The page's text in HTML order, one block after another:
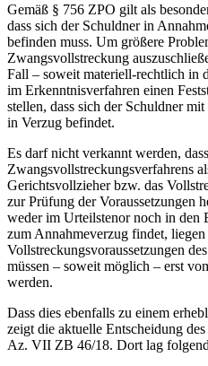
Gemäß § 756 ZPO gilt als
dass sich der Schuldner in
befinden muss. Um größere
Zwangsvollstreckung
Fall – soweit materiell-rechtlich in
im Erkenntnisverfahren einen
stellen, dass sich der Schuldner
in Verzug befindet.
Es darf nicht verkannt werden,
Zwangsvollstreckungsverfahrens
Gerichtsvollzieher bzw. das
zur Prüfung der Voraussetzungen
weder im Urteilstenor noch in den
zum Annahmeverzug findet,
Vollstreckungsvoraussetzungen
müssen – soweit möglich – erst
werden.
Dass dies ebenfalls zu einem
zeigt die aktuelle Entscheidung
Az. VII ZB 46/18. Dort lag